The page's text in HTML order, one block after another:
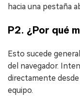
hacia una pestaña
P2. ¿Por qué
Esto sucede
del navegador.
directamente
equipo.